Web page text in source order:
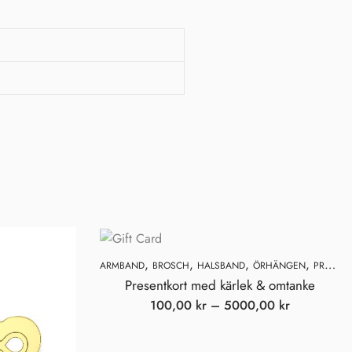
ARMBAND,BROSCH,HALSBAND,ÖRHÄNGEN,PRESENTKORT
Presentkort med kärlek & omtanke
100,00kr – 5000,00kr